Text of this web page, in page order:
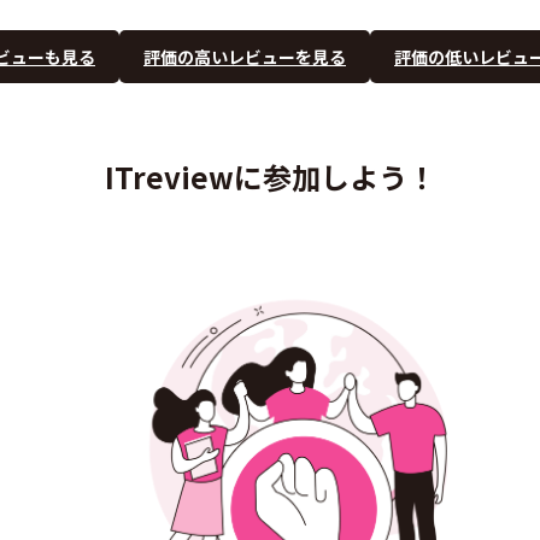
ューも見る 評価の高いレビューを見る 評価の低いレビュ
ITreviewに参加しよう！